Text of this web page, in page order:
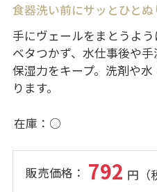
食器洗い前にサッとひとぬ
手にヴェールをまとうよ
ベタつかず、水仕事後や
保湿力をキープ。洗剤や
ります。
在庫 ○
792